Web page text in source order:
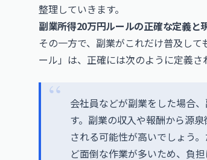
整理していきます。
副業所得20万円ルールの正確な定義と
その一方で、副業がこれだけ普及し
ール」は、正確には次のように定義さ
会社員などが副業をした場合
す。副業の収入や報酬から源
される可能性が高いでしょう
ど面倒な作業が多いため、負